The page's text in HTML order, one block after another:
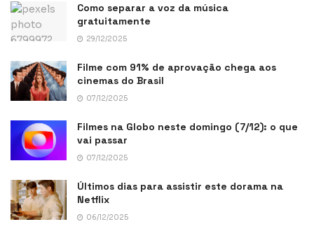
Como separar a voz da música
gratuitamente
29/12/2025
Filme com 91% de aprovação chega aos
cinemas do Brasil
07/12/2025
Filmes na Globo neste domingo (7/12): o que
vai passar
07/12/2025
Últimos dias para assistir este dorama na
Netflix
06/12/2025